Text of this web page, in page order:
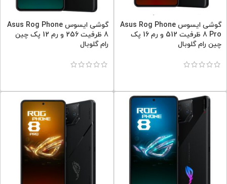
گوشی ایسوس Asus Rog Phone
8 Pro ظرفیت 512 و رم 16 پک
چین رام گلوبال
گوشی ایسوس Asus Rog Phone
8 ظرفیت 256 و رم 12 پک چین
رام گلوبال